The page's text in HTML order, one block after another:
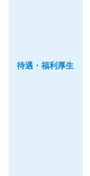
待遇・福利厚生